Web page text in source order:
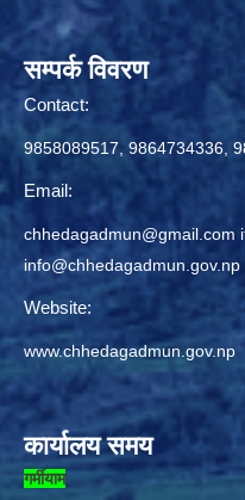
सम्पर्क विवरण
Contact:
9858089517, 9864734336,
Email:
chhedagadmun@gmail.com
info@chhedagadmun.gov.np
Website:
www.chhedagadmun.gov.np
कार्यालय समय
गर्मीयाम